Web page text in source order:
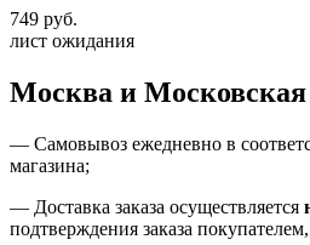
749 руб.
лист ожидания
Москва и Московская
— Самовывоз ежедневно в
магазина;
— Доставка заказа осуществляется
подтверждения заказа покупателем